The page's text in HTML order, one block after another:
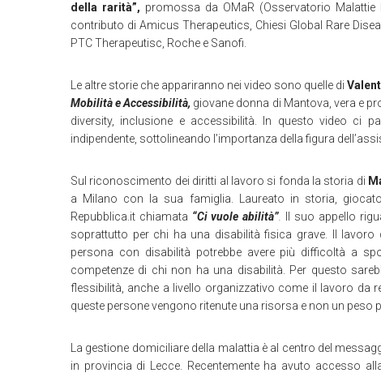
della rarità”, promossa da OMaR (Osservatorio
contributo di Amicus Therapeutics, Chiesi Global Rare
PTC Therapeutisc, Roche e Sanofi.
Le altre storie che appariranno nei video sono quelle di
Mobilità e Accessibilità, giovane donna di Mantova, vera e
diversity, inclusione e accessibilità. In questo video ci
indipendente, sottolineando l’importanza della figura
Sul riconoscimento dei diritti al lavoro si fonda la storia di
a Milano con la sua famiglia. Laureato in storia,
Repubblica.it chiamata “Ci vuole abilità”
Il suo appello
soprattutto per chi ha una disabilità fisica grave. Il lavoro
persona con disabilità potrebbe avere più difficoltà a
competenze di chi non ha una disabilità. Per questo
flessibilità, anche a livello organizzativo come il lavoro da
queste persone vengono ritenute una risorsa e non un peso
La gestione domiciliare della malattia è al centro del
in provincia di Lecce. Recentemente ha avuto accesso